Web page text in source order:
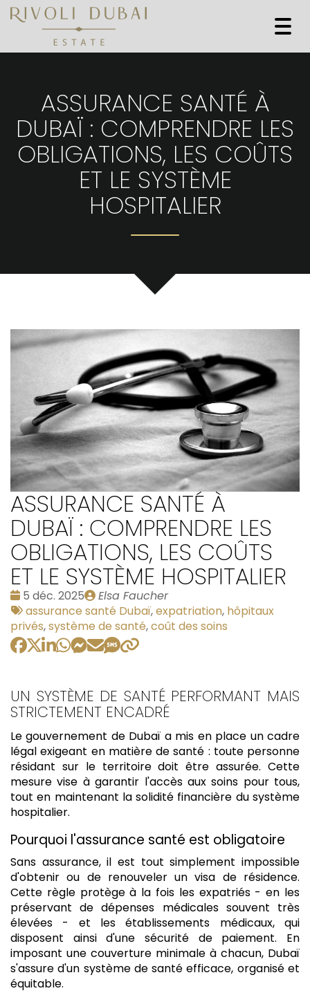
ASSURANCE SANTÉ À
DUBAÏ : COMPRENDRE LES
OBLIGATIONS, LES COÛTS
ET LE SYSTÈME
HOSPITALIER
ASSURANCE SANTÉ À
DUBAÏ : COMPRENDRE LES
OBLIGATIONS, LES COÛTS
ET LE SYSTÈME HOSPITALIER
Date
:
5 déc. 2025
Publié
par
Elsa Faucher
Tags
:
assurance santé Dubaï,expatriation, hôpitaux
privés,système de santé,coût des soins
UN SYSTÈME DE SANTÉ PERFORMANT MAIS
STRICTEMENT ENCADRÉ
Le gouvernement de Dubaï a mis en place un cadre
légal exigeant en matière de santé : toute personne
résidant sur le territoire doit être assurée. Cette
mesure vise à garantir l'accès aux soins pour tous,
tout en maintenant la solidité financière du système
hospitalier.
Pourquoi l'assurance santé est obligatoire
Sans assurance, il est tout simplement impossible
d'obtenir ou de renouveler un visa de résidence.
Cette règle protège à la fois les expatriés - en les
préservant de dépenses médicales souvent très
élevées - et les établissements médicaux, qui
disposent ainsi d'une sécurité de paiement. En
imposant une couverture minimale à chacun, Dubaï
s'assure d'un système de santé efficace, organisé et
équitable.